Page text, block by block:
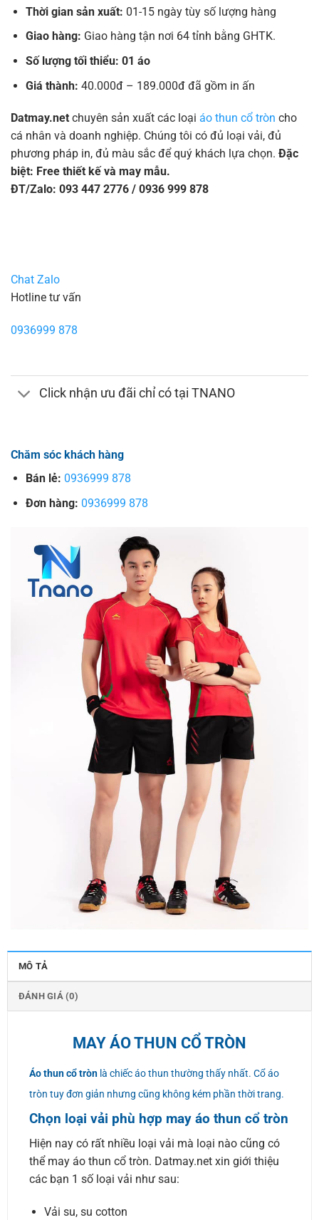
Thời gian sản xuất: 01-15 ngày tùy số lượng hàng
Giao hàng: Giao hàng tận nơi 64 tỉnh bằng GHTK.
Số lượng tối thiểu: 01 áo
Giá thành: 40.000đ – 189.000đ đã gồm in ấn
Datmay.net chuyên sản xuất các loại áo thun cổ tròn cho
cá nhân và doanh nghiệp. Chúng tôi có đủ loại vải, đủ
phương pháp in, đủ màu sắc để quý khách lựa chọn. Đặc
biệt: Free thiết kế và may mẫu.
ĐT/Zalo: 093 447 2776 / 0936 999 878
Chat Zalo
Hotline tư vấn
0936999 878
Click nhận ưu đãi chỉ có tại TNANO
Chăm sóc khách hàng
Bán lẻ: 0936999 878
Đơn hàng: 0936999 878
MÔ TẢ
ĐÁNH GIÁ (0)
MAY ÁO THUN CỔ TRÒN
Áo thun cổ trònlà chiếc áo thun thường thấy nhất. Cổ áo
tròn tuy đơn giản nhưng cũng không kém phần thời trang.
Chọn loại vải phù hợp may áo thun cổ tròn
Hiện nay có rất nhiều loại vải mà loại nào cũng có
thể may áo thun cổ tròn. Datmay.net xin giới thiệu
các bạn 1 số loại vải như sau:
Vải su, su cotton